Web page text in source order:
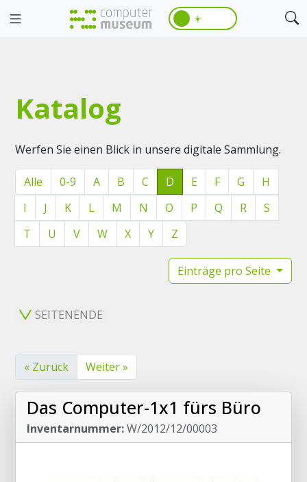
☀️
Katalog
Werfen Sie einen Blick in unsere digitale Sammlung.
Alle 0-9 A B C D E F G
H
I
J K L M N O P Q R
S
T
U V W X Y Z
Einträge pro Seite
SEITENENDE
« Zurück Weiter »
Das Computer-1x1 fürs Büro
Inventarnummer:W/2012/12/00003